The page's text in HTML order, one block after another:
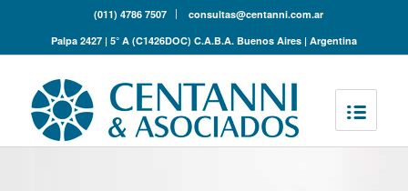
(011) 4786 7507
consultas@centanni.com.ar
Palpa 2427 | 5° A (C1426DOC) C.A.B.A. Buenos Aires | Argentina